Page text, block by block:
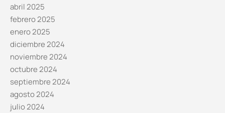
abril 2025
febrero 2025
enero 2025
diciembre 2024
noviembre 2024
octubre 2024
septiembre 2024
agosto 2024
julio 2024